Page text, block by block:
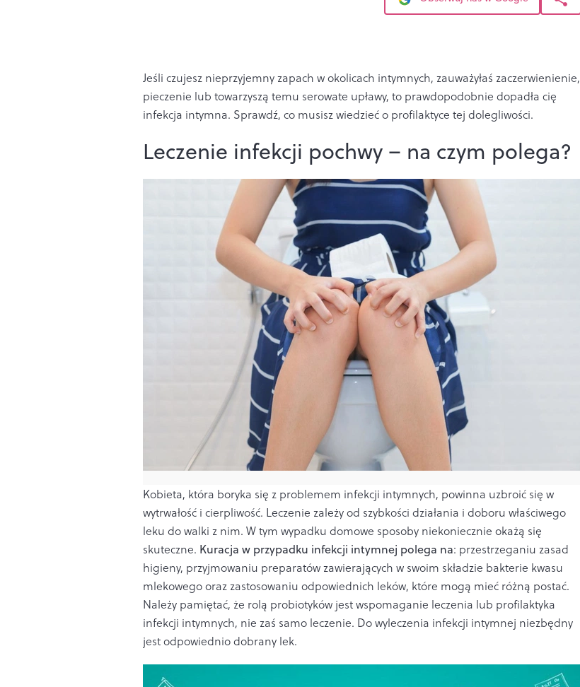
Jeśli czujesz nieprzyjemny zapach w okolicach intymnych, zauważyłaś zaczerwienienie,
pieczenie lub towarzyszą temu serowate upławy, to prawdopodobnie dopadła cię
infekcja intymna. Sprawdź, co musisz wiedzieć o profilaktyce tej dolegliwości.
Leczenie infekcji pochwy – na czym polega?
Kobieta, która boryka się z problemem infekcji intymnych, powinna uzbroić się w
wytrwałość i cierpliwość. Leczenie zależy od szybkości działania i doboru właściwego
leku do walki z nim. W tym wypadku domowe sposoby niekoniecznie okażą się
skuteczne. Kuracja w przypadku infekcji intymnej polega na: przestrzeganiu zasad
higieny, przyjmowaniu preparatów zawierających w swoim składzie bakterie kwasu
mlekowego oraz zastosowaniu odpowiednich leków, które mogą mieć różną postać.
Należy pamiętać, że rolą probiotyków jest wspomaganie leczenia lub profilaktyka
infekcji intymnych, nie zaś samo leczenie. Do wyleczenia infekcji intymnej niezbędny
jest odpowiednio dobrany lek.